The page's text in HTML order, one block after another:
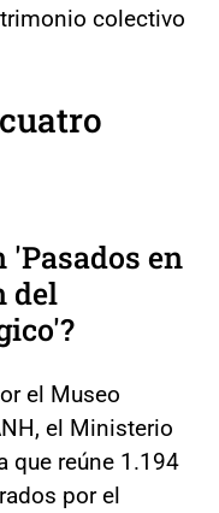
colectivo
'Pasados en
del
el Museo
el Ministerio
que reúne 1.194
por el